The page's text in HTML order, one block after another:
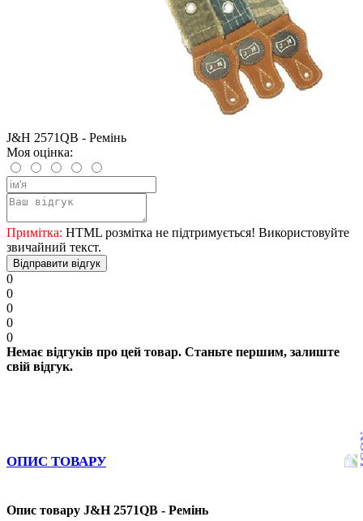
J&H 2571QB - Ремінь
Моя оцінка:
Примітка: HTML розмітка не підтримується! Використовуйте
звичайний текст.
Відправити відгук
0
0
0
0
0
Немає відгуків про цей товар. Станьте першим, залиште
свій відгук.
ОПИС ТОВАРУ
Опис товару J&H 2571QB - Ремінь